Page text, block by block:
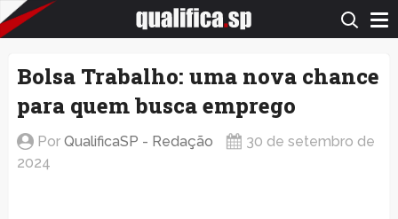
QualificaSP.com
Bolsa Trabalho: uma nova chance
para quem busca emprego
Por QualificaSP - Redação
30 de setembro de
2024